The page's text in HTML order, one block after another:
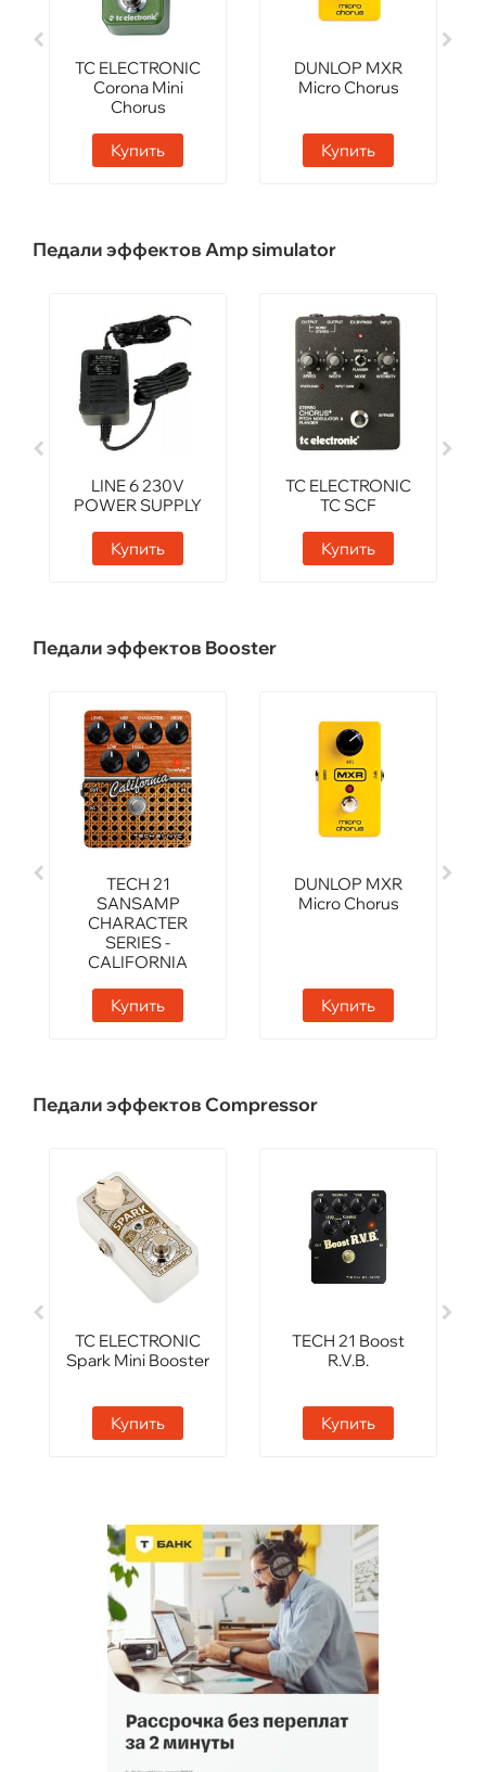
TC ELECTRONIC
Corona Mini
Chorus
Купить
DUNLOP MXR
Micro Chorus
Купить
Педали эффектов Amp simulator
LINE 6 230V
POWER SUPPLY
Купить
TC ELECTRONIC
TC SCF
Купить
Педали эффектов Booster
TECH 21
SANSAMP
CHARACTER
SERIES -
CALIFORNIA
Купить
DUNLOP MXR
Micro Chorus
Купить
Педали эффектов Compressor
TC ELECTRONIC
Spark Mini Booster
Купить
TECH 21 Boost
R.V.B.
Купить